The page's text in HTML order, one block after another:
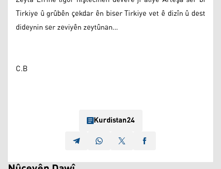
Tirkiye û grûbên çekdar ên biser Tirkiye vet ê dizîn û dest
dideynin ser zeviyên zeytûnan…
C.B
Kurdistan24